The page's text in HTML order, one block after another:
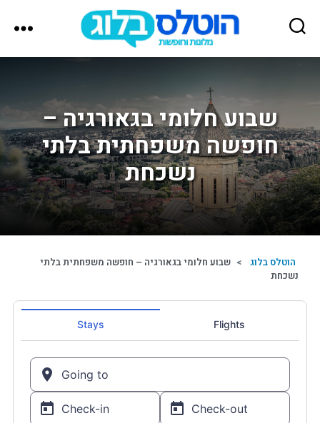
הוטלס
שבוע חלומי בגאורגיה –
חופשה משפחתית בלתי
נשכחת
הוטלס בלוג > שבוע חלומי בגאורגיה – חופשה משפחתית בלתי
נשכחת